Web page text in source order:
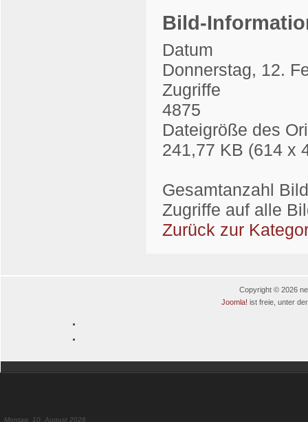
Bild-
Datum
Donnerstag, 12.
Zugriffe
4875
Dateigröße des
241,77 KB (614 x
Gesamtanzahl
Zugriffe auf alle
Zurück zur
Copyright © 2026
Joomla! ist freie, unter
Montag, 10. August 2026